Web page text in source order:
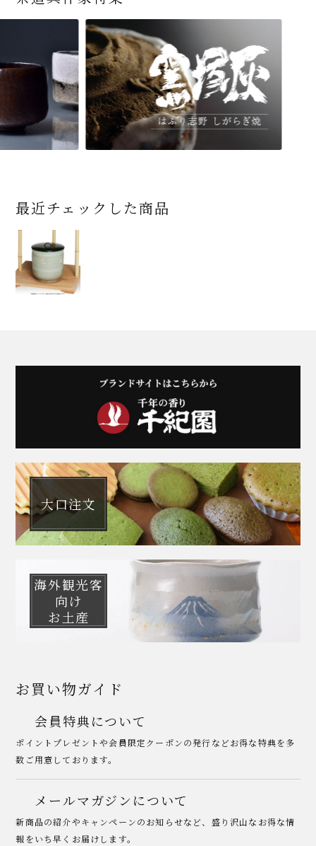
最近チェックした商品
大口注文
海外観光客
向け
お土産
お買い物ガイド
会員特典について
ポイントプレゼントや会員限定クーポンの発行などお得な特典を多
数ご用意しております。
メールマガジンについて
新商品の紹介やキャンペーンのお知らせなど、盛り沢山なお得な情
報をいち早くお届けします。